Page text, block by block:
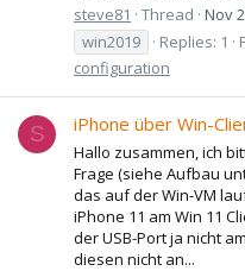
steve81
Thread Nov
win2019
Replies: 1
configuration
S iPhone über Win-
Hallo zusammen, ich
Frage (siehe Aufbau
das auf der Win-VM
iPhone 11 am Win 11
der USB-Port ja nicht
diesen nicht an...